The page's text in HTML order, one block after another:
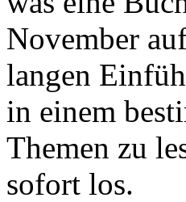
November
langen
in einem
Themen zu
sofort los.